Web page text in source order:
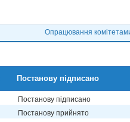
Опрацювання
Постанову підписано
Постанову підписано
Постанову прийнято